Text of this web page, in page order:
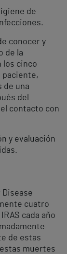
de
conocer y
de la
los cinco
paciente,
de una
del
contacto con
y evaluación
cuatro
cada año
de estas
muertes